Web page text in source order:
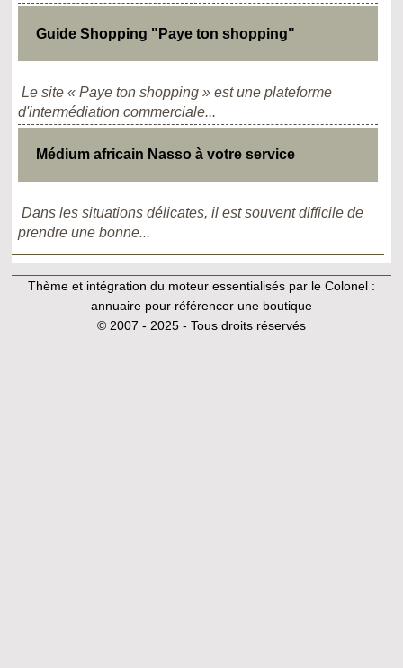
Guide Shopping "Paye ton shopping"
Le site « Paye ton shopping » est une plateforme
d'intermédiation commerciale...
Médium africain Nasso à votre service
Dans les situations délicates, il est souvent difficile de
prendre une bonne...
Thème et intégration du moteur essentialisés par le Colonel :
annuaire pour référencer une boutique
© 2007 - 2025 - Tous droits réservés